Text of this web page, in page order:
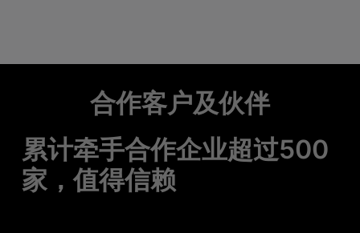
合作客户及伙伴
累计牵手合作企业超过500
家，值得信赖